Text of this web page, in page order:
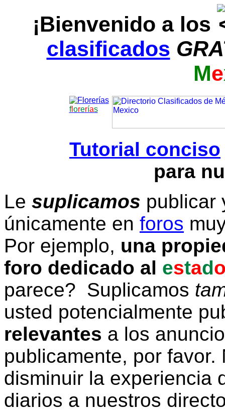
¡Bienvenido a los
clasificados
Me
florerías
Tutorial conciso
para
Le suplicamos publicar
únicamente en foros
Por ejemplo, una
foro dedicado al estad
parece? Suplicamos
usted potencialmente
relevantes a los
publicamente, por
disminuir la experiencia
diarios a nuestros